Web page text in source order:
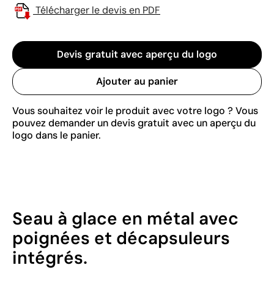
Télécharger le devis en PDF
Devis gratuit avec aperçu du logo
Ajouter au panier
Vous souhaitez voir le produit avec votre logo ? Vous
pouvez demander un devis gratuit avec un aperçu du
logo dans le panier.
Seau à glace en métal avec
poignées et décapsuleurs
intégrés.